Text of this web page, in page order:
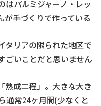
はパルミジャーノ・レッ
が手づくりで作っている
タリアの限られた地区で
ごいことだと思いません
熟成工程」。大きな大き
通常24ヶ月間(少なくと